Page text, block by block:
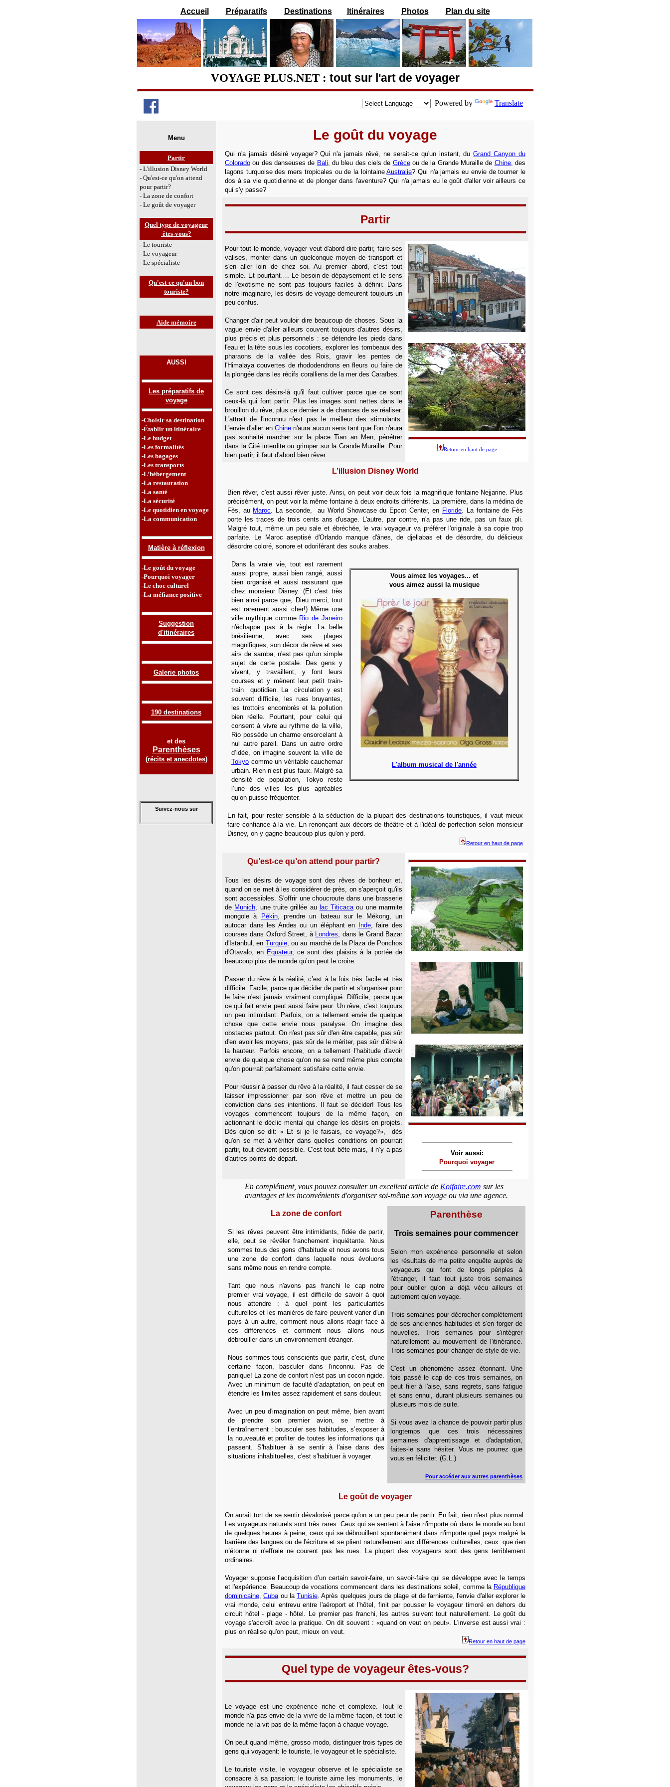
Accueil Préparatifs Destinations Itinéraires Photos Plan du site
VOYAGE PLUS.NET : tout sur l'art de voyager
Powered by Translate
Menu
Partir
- L'illusion Disney World
- Qu'est-ce qu'on attend
pour partir?
- La zone de confort
- Le goût de voyager
Quel type de voyageur
êtes-vous?
- Le touriste
- Le voyageur
- Le spécialiste
Qu'est-ce qu'un bon
touriste?
Aide mémoire
AUSSI
Les préparatifs de
voyage
-Choisir sa destination
-Établir un itinéraire
-Le budget
-Les formalités
-Les bagages
-Les transports
-L’hébergement
-La restauration
-La santé
-La sécurité
-Le quotidien en voyage
-La communication
Matière à réflexion
-Le goût du voyage
-Pourquoi voyager
-Le choc culturel
-La méfiance positive
Suggestion
d'itinéraires
Galerie photos
190 destinations
et des
Parenthèses
(récits et anecdotes)
Suivez-nous sur
Le goût du voyage
Qui n'a jamais désiré voyager? Qui n'a jamais rêvé, ne serait-ce qu'un instant, duGrand Canyon du
Colorado ou des danseuses de Bali, du bleu des ciels de Grèceou de la Grande Muraille de Chine, des
lagons turquoise des mers tropicales ou de la lointaineAustralie? Qui n'a jamais eu envie de tourner le
dos à sa vie quotidienne et de plonger dans l'aventure? Qui n'a jamais eu le goût d'aller voir ailleurs ce
qui s'y passe?
Partir
Pour tout le monde, voyager veut d'abord dire partir, faire ses
valises, monter dans un quelconque moyen de transport et
s'en aller loin de chez soi. Au premier abord, c’est tout
simple. Et pourtant…. Le besoin de dépaysement et le sens
de l'exotisme ne sont pas toujours faciles à définir. Dans
notre imaginaire, les désirs de voyage demeurent toujours un
peu confus.
Changer d'air peut vouloir dire beaucoup de choses. Sous la
vague envie d'aller ailleurs couvent toujours d'autres désirs,
plus précis et plus personnels : se détendre les pieds dans
l'eau et la tête sous les cocotiers, explorer les tombeaux des
pharaons de la vallée des Rois, gravir les pentes de
l'Himalaya couvertes de rhododendrons en fleurs ou faire de
la plongée dans les récifs coralliens de la mer des Caraïbes.
Ce sont ces désirs-là qu'il faut cultiver parce que ce sont
ceux-là qui font partir. Plus les images sont nettes dans le
brouillon du rêve, plus ce dernier a de chances de se réaliser.
L'attrait de l'inconnu n'est pas le meilleur des stimulants.
L'envie d'aller en Chinen'aura aucun sens tant que l'on n'aura
pas souhaité marcher sur la place Tian an Men, pénétrer
dans la Cité interdite ou grimper sur la Grande Muraille. Pour
bien partir, il faut d'abord bien rêver.
Retour en haut de page
L’illusion Disney World
Bien rêver, c'est aussi rêver juste. Ainsi, on peut voir deux fois la magnifique fontaine Nejjarine. Plus
précisément, on peut voir la même fontaine à deux endroits différents. La première, dans la médina de
Fès, au Maroc. La seconde, au World Showcase du Epcot Center, en Floride. La fontaine de Fès
porte les traces de trois cents ans d'usage. L'autre, par contre, n'a pas une ride, pas un faux pli.
Malgré tout, même un peu sale et ébréchée, le vrai voyageur va préférer l'originale à sa copie trop
parfaite. Le Maroc aseptisé d'Orlando manque d'ânes, de djellabas et de désordre, du délicieux
désordre coloré, sonore et odoriférant des souks arabes.
Dans la vraie vie, tout est rarement
aussi propre, aussi bien rangé, aussi
bien organisé et aussi rassurant que
chez monsieur Disney. (Et c'est très
bien ainsi parce que, Dieu merci, tout
est rarement aussi cher!) Même une
ville mythique comme Rio de Janeiro
n'échappe pas à la règle. La belle
brésilienne, avec ses plages
magnifiques, son décor de rêve et ses
airs de samba, n'est pas qu'un simple
sujet de carte postale. Des gens y
vivent, y travaillent, y font leurs
courses et y mènent leur petit train-
train quotidien. La circulation y est
souvent difficile, les rues bruyantes,
les trottoirs encombrés et la pollution
bien réelle. Pourtant, pour celui qui
consent à vivre au rythme de la ville,
Rio possède un charme ensorcelant à
nul autre pareil. Dans un autre ordre
d’idée, on imagine souvent la ville de
Tokyo comme un véritable cauchemar
urbain. Rien n’est plus faux. Malgré sa
densité de population, Tokyo reste
l’une des villes les plus agréables
qu’on puisse fréquenter.
Vous aimez les voyages... et
vous aimez aussi la musique
L'album musical de l'année
En fait, pour rester sensible à la séduction de la plupart des destinations touristiques, il vaut mieux
faire confiance à la vie. En renonçant aux décors de théâtre et à l'idéal de perfection selon monsieur
Disney, on y gagne beaucoup plus qu'on y perd.
Retour en haut de page
Qu’est-ce qu’on attend pour partir?
Tous les désirs de voyage sont des rêves de bonheur et,
quand on se met à les considérer de près, on s'aperçoit qu'ils
sont accessibles. S'offrir une choucroute dans une brasserie
de Munich, une truite grillée au lac Titicacaou une marmite
mongole à
Pékin, prendre un bateau sur le Mékong, un
autocar dans les Andes ou un éléphant en
Inde, faire des
courses dans Oxford Street, à Londres, dans le Grand Bazar
d'Istanbul, en Turquie, ou au marché de la Plaza de Ponchos
d'Otavalo, en Équateur, ce sont des plaisirs à la portée de
beaucoup plus de monde qu’on peut le croire.
Passer du rêve à la réalité, c’est à la fois très facile et très
difficile. Facile, parce que décider de partir et s'organiser pour
le faire n'est jamais vraiment compliqué. Difficile, parce que
ce qui fait envie peut aussi faire peur. Un rêve, c'est toujours
un peu intimidant. Parfois, on a tellement envie de quelque
chose que cette envie nous paralyse. On imagine des
obstacles partout. On n'est pas sûr d'en être capable, pas sûr
d'en avoir les moyens, pas sûr de le mériter, pas sûr d’être à
la hauteur. Parfois encore, on a tellement l'habitude d'avoir
envie de quelque chose qu'on ne se rend même plus compte
qu'on pourrait parfaitement satisfaire cette envie.
Pour réussir à passer du rêve à la réalité, il faut cesser de se
laisser impressionner par son rêve et mettre un peu de
conviction dans ses intentions. Il faut se décider! Tous les
voyages commencent toujours de la même façon, en
actionnant le déclic mental qui change les désirs en projets.
Dès qu'on se dit: « Et si je le faisais, ce voyage?», dès
qu'on se met à vérifier dans quelles conditions on pourrait
partir, tout devient possible. C'est tout bête mais, il n’y a pas
d'autres points de départ.
Voir aussi:
Pourquoi voyager
En complément, vous pouvez consulter un excellent article de Koifaire.com sur les
avantages et les inconvénients d'organiser soi-même son voyage ou via une agence.
La zone de confort
Si les rêves peuvent être intimidants, l'idée de partir,
elle, peut se révéler franchement inquiétante. Nous
sommes tous des gens d'habitude et nous avons tous
une zone de confort dans laquelle nous évoluons
sans même nous en rendre compte.
Tant que nous n'avons pas franchi le cap notre
premier vrai voyage, il est difficile de savoir à quoi
nous attendre : à quel point les particularités
culturelles et les manières de faire peuvent varier d'un
pays à un autre, comment nous allons réagir face à
ces différences et comment nous allons nous
débrouiller dans un environnement étranger.
Nous sommes tous conscients que partir, c'est, d'une
certaine façon, basculer dans l'inconnu. Pas de
panique! La zone de confort n’est pas un cocon rigide.
Avec un minimum de faculté d’adaptation, on peut en
étendre les limites assez rapidement et sans douleur.
Avec un peu d'imagination on peut même, bien avant
de prendre son premier avion, se mettre à
l’entraînement : bousculer ses habitudes, s’exposer à
la nouveauté et profiter de toutes les informations qui
passent. S'habituer à se sentir à l'aise dans des
situations inhabituelles, c'est s'habituer à voyager.
Parenthèse
Trois semaines pour commencer
Selon mon expérience personnelle et selon
les résultats de ma petite enquête auprès de
voyageurs qui font de longs périples à
l'étranger, il faut tout juste trois semaines
pour oublier qu'on a déjà vécu ailleurs et
autrement qu'en voyage.
Trois semaines pour décrocher complètement
de ses anciennes habitudes et s'en forger de
nouvelles. Trois semaines pour s'intégrer
naturellement au mouvement de l'itinérance.
Trois semaines pour changer de style de vie.
C'est un phénomène assez étonnant. Une
fois passé le cap de ces trois semaines, on
peut filer à l'aise, sans regrets, sans fatigue
et sans ennui, durant plusieurs semaines ou
plusieurs mois de suite.
Si vous avez la chance de pouvoir partir plus
longtemps que ces trois nécessaires
semaines d'apprentissage et d'adaptation,
faites-le sans hésiter. Vous ne pourrez que
vous en féliciter. (G.L.)
Pour accéder aux autres parenthèses
Le goût de voyager
On aurait tort de se sentir dévalorisé parce qu'on a un peu peur de partir. En fait, rien n'est plus normal.
Les voyageurs naturels sont très rares. Ceux qui se sentent à l'aise n'importe où dans le monde au bout
de quelques heures à peine, ceux qui se débrouillent spontanément dans n'importe quel pays malgré la
barrière des langues ou de l'écriture et se plient naturellement aux différences culturelles, ceux que rien
n’étonne ni n'effraie ne courent pas les rues. La plupart des voyageurs sont des gens terriblement
ordinaires.
Voyager suppose l’acquisition d’un certain savoir-faire, un savoir-faire qui se développe avec le temps
et l'expérience. Beaucoup de vocations commencent dans les destinations soleil, comme la République
dominicaine,Cubaou la Tunisie. Après quelques jours de plage et de farniente, l'envie d'aller explorer le
vrai monde, celui entrevu entre l'aéroport et l'hôtel, finit par pousser le voyageur timoré en dehors du
circuit hôtel - plage - hôtel. Le premier pas franchi, les autres suivent tout naturellement. Le goût du
voyage s'accroît avec la pratique. On dit souvent : «quand on veut on peut». L'inverse est aussi vrai :
plus on réalise qu'on peut, mieux on veut.
Retour en haut de page
Quel type de voyageur êtes-vous?
Le voyage est une expérience riche et complexe. Tout le
monde n'a pas envie de la vivre de la même façon, et tout le
monde ne la vit pas de la même façon à chaque voyage.
On peut quand même, grosso modo, distinguer trois types de
gens qui voyagent: le touriste, le voyageur et le spécialiste.
Le touriste visite, le voyageur observe et le spécialiste se
consacre à sa passion; le touriste aime les monuments, le